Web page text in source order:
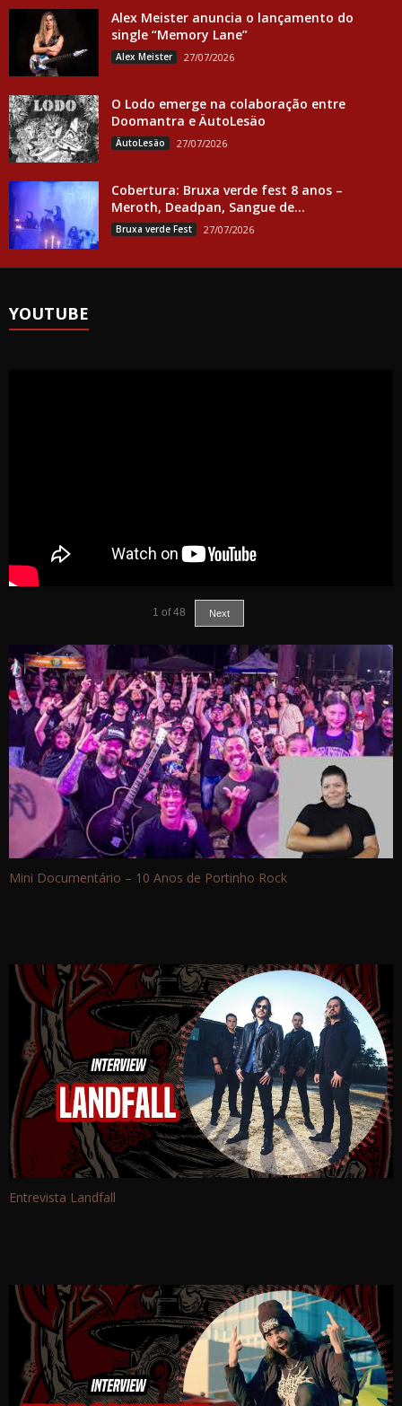
Alex Meister anuncia o lançamento do
single “Memory Lane”
Alex Meister 27/07/2026
O Lodo emerge na colaboração entre
Doomantra e ÄutoLesäo
ÄutoLesäo 27/07/2026
Cobertura: Bruxa verde fest 8 anos –
Meroth, Deadpan, Sangue de...
Bruxa verde Fest 27/07/2026
YOUTUBE
1 of 48 Next
Mini Documentário – 10 Anos de Portinho Rock
Entrevista Landfall